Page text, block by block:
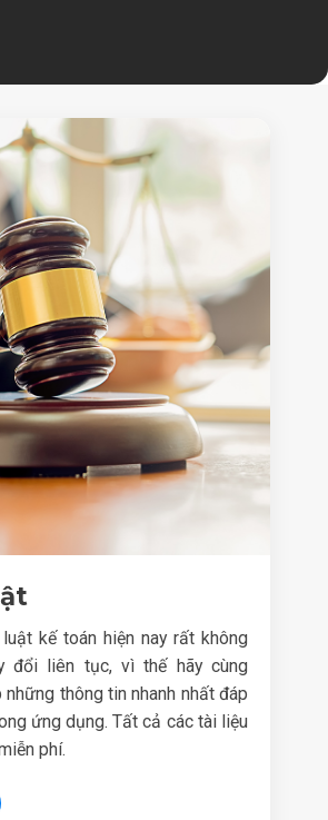
kế toán hiện nay rất không
đổi liên tục, vì thế hãy cùng
thông tin nhanh nhất đáp
ứng dụng. Tất cả các tài liệu
phí.